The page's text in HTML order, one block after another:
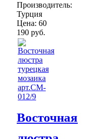
Производитель:
Турция
Цена: 60
190 руб.
Восточная